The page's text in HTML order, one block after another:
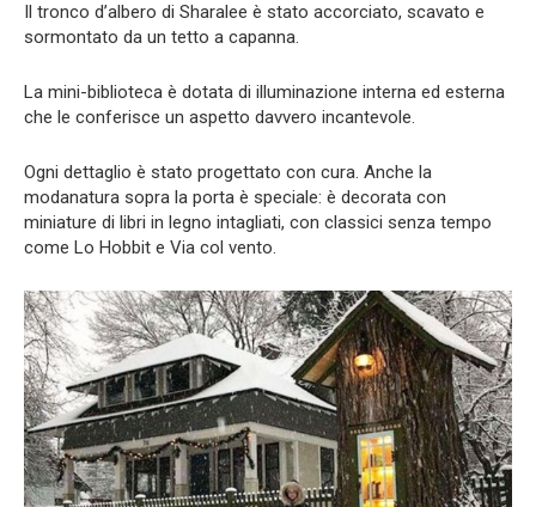
Il tronco d’albero di Sharalee è stato accorciato, scavato e
sormontato da un tetto a capanna.
La mini-biblioteca è dotata di illuminazione interna ed esterna
che le conferisce un aspetto davvero incantevole.
Ogni dettaglio è stato progettato con cura. Anche la
modanatura sopra la porta è speciale: è decorata con
miniature di libri in legno intagliati, con classici senza tempo
come Lo Hobbit e Via col vento.